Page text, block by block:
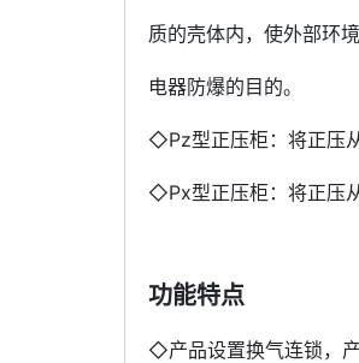
质的壳体内，使外部环
电器防爆的目的。
◇Pz型正压柜：将正压
◇Px型正压柜：将正压
功能特点
◇产品设置换气连锁，